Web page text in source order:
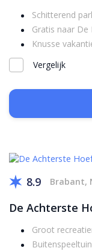
Schitterend
Gratis naar De
Knusse
Vergelijk
8.9 Brabant,
De Achterste
Groot